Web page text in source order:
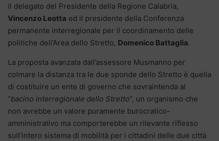
il delegato del Presidente della Regione Calabria,
Vincenzo Leotta ed il presidente della Conferenza
permanente interregionale per il coordinamento delle
politiche dell’Area dello Stretto, Domenico Battaglia.
La proposta avanzata dall’assessore Musmanno per
colmare la distanza tra le due sponde dello Stretto è quella
di costituire un ente di governo che sovraintenda al
“bacino interregionale dello Stretto“, un organismo che
non avrebbe un valore puramente burocratico-
amministrativo ma comporterebbe un rilevante riflesso
sull’intero sistema di mobilità per i cittadini delle due città